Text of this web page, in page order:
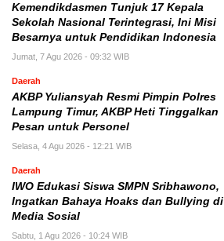
Kemendikdasmen Tunjuk 17 Kepala
Sekolah Nasional Terintegrasi, Ini Misi
Besarnya untuk Pendidikan Indonesia
Jumat, 7 Agu 2026 - 09:32 WIB
Daerah
AKBP Yuliansyah Resmi Pimpin Polres
Lampung Timur, AKBP Heti Tinggalkan
Pesan untuk Personel
Selasa, 4 Agu 2026 - 12:21 WIB
Daerah
IWO Edukasi Siswa SMPN Sribhawono,
Ingatkan Bahaya Hoaks dan Bullying di
Media Sosial
Sabtu, 1 Agu 2026 - 10:24 WIB